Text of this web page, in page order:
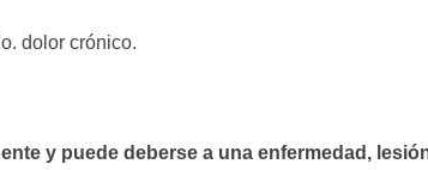
dolor crónico.
y puede deberse a una enfermedad,